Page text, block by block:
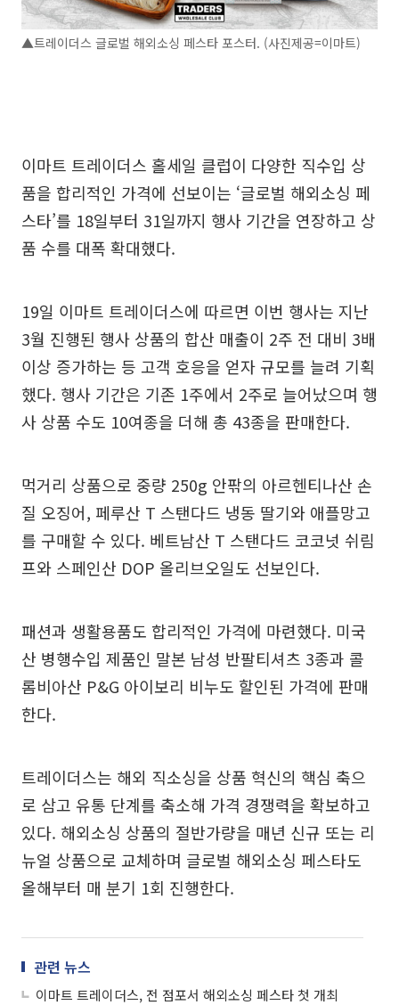
▲트레이더스 글로벌 해외소싱 페스타 포스터. (사진제공=이마트)
이마트 트레이더스 홀세일 클럽이 다양한 직수입 상
품을 합리적인 가격에 선보이는 ‘글로벌 해외소싱 페
스타’를 18일부터 31일까지 행사 기간을 연장하고 상
품 수를 대폭 확대했다.
19일 이마트 트레이더스에 따르면 이번 행사는 지난
3월 진행된 행사 상품의 합산 매출이 2주 전 대비 3배
이상 증가하는 등 고객 호응을 얻자 규모를 늘려 기획
했다. 행사 기간은 기존 1주에서 2주로 늘어났으며 행
사 상품 수도 10여종을 더해 총 43종을 판매한다.
먹거리 상품으로 중량 250g 안팎의 아르헨티나산 손
질 오징어, 페루산 T 스탠다드 냉동 딸기와 애플망고
를 구매할 수 있다. 베트남산 T 스탠다드 코코넛 쉬림
프와 스페인산 DOP 올리브오일도 선보인다.
패션과 생활용품도 합리적인 가격에 마련했다. 미국
산 병행수입 제품인 말본 남성 반팔티셔츠 3종과 콜
롬비아산 P&G 아이보리 비누도 할인된 가격에 판매
한다.
트레이더스는 해외 직소싱을 상품 혁신의 핵심 축으
로 삼고 유통 단계를 축소해 가격 경쟁력을 확보하고
있다. 해외소싱 상품의 절반가량을 매년 신규 또는 리
뉴얼 상품으로 교체하며 글로벌 해외소싱 페스타도
올해부터 매 분기 1회 진행한다.
관련 뉴스
이마트 트레이더스, 전 점포서 해외소싱 페스타 첫 개최